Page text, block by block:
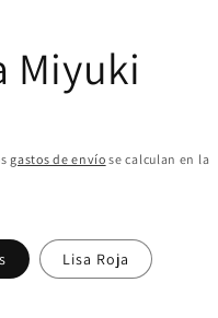
Miyuki
gastos de envío se calculan en la
Lisa Roja